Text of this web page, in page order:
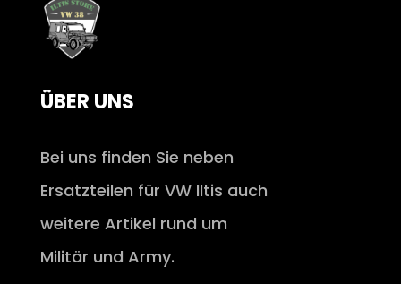
ÜBER UNS
Bei uns finden Sie neben
Ersatzteilen für VW Iltis auch
weitere Artikel rund um
Militär und Army.